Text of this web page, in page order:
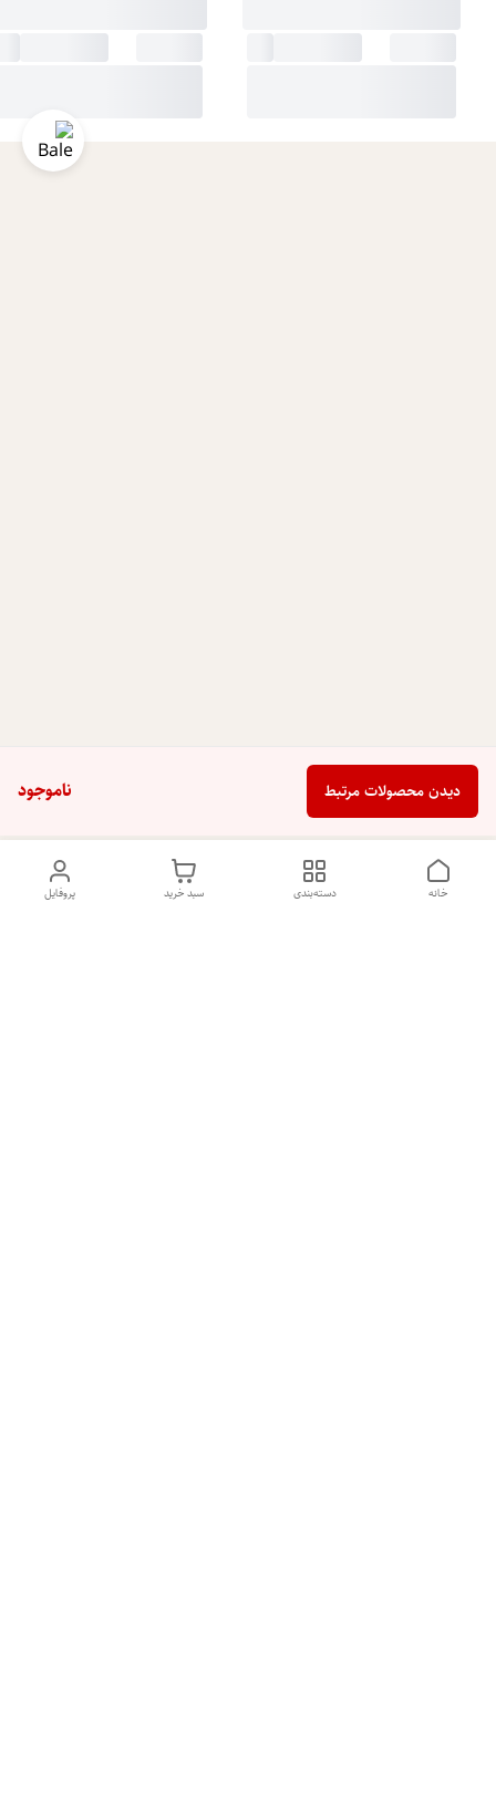
ناموجود دیدن محصولات مرتبط
پروفایل سبد خرید دسته‌بندی خانه